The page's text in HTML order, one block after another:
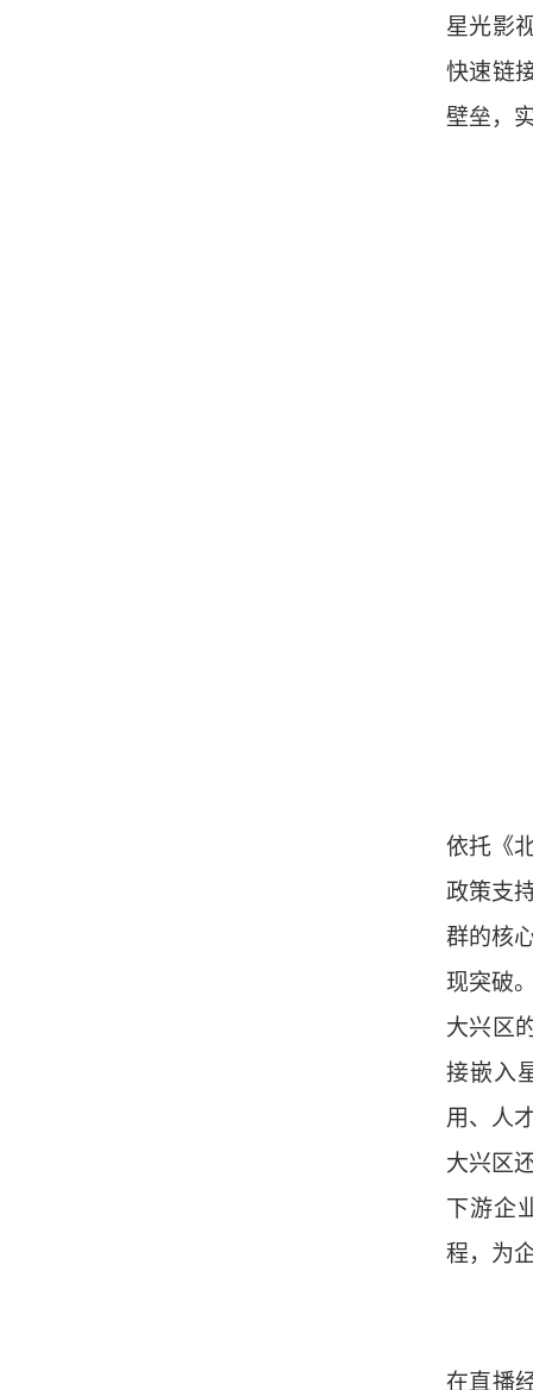
星光影
快速链
壁垒，
依托《
政策支
群的核
现突破
大兴区
接嵌入
用、人
大兴区
下游企
程，为
在直播